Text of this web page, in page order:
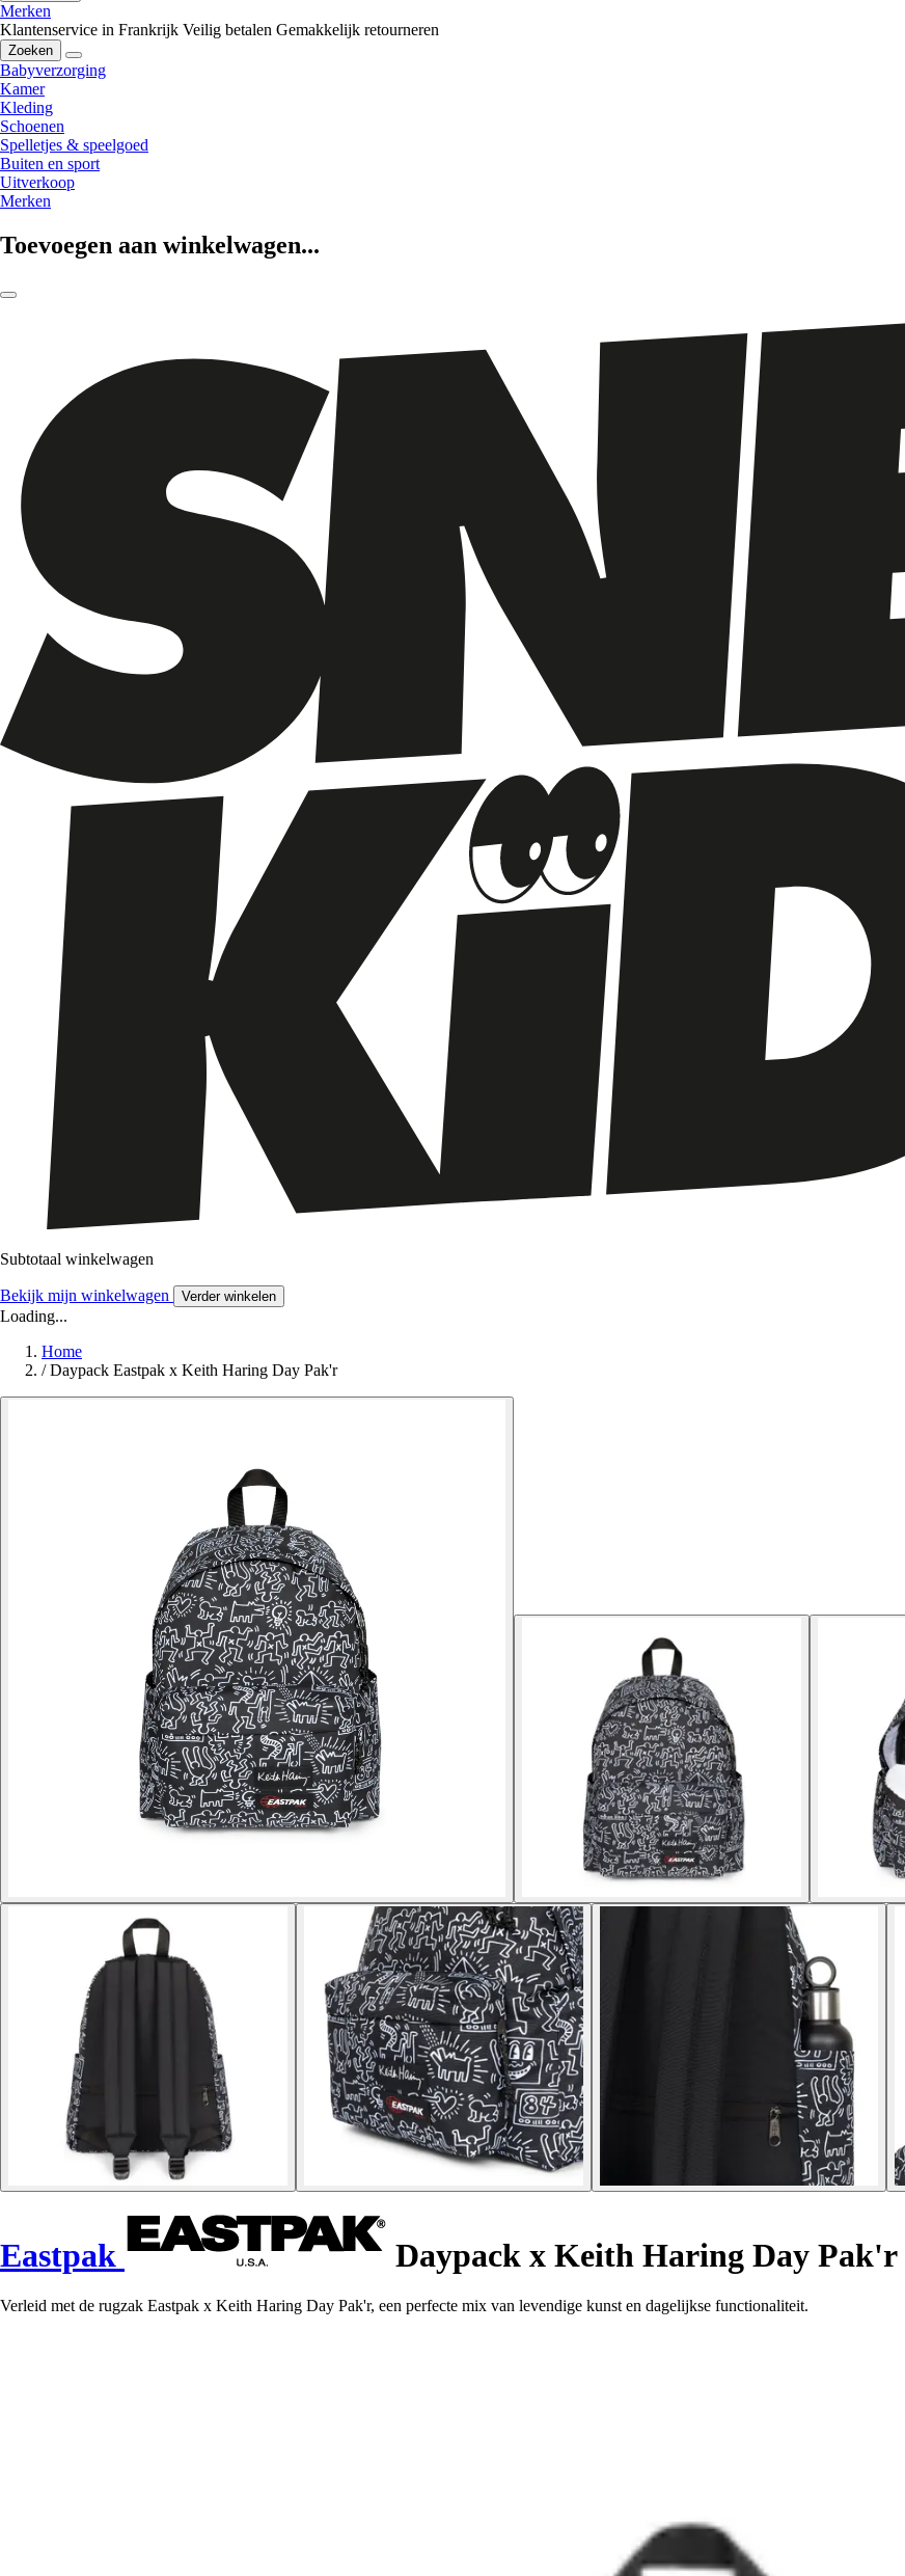
Merken
Klantenservice in Frankrijk Veilig betalen Gemakkelijk retourneren
Zoeken
Babyverzorging
Kamer
Kleding
Schoenen
Spelletjes & speelgoed
Buiten en sport
Uitverkoop
Merken
Toevoegen aan winkelwagen...
Subtotaal winkelwagen
Bekijk mijn winkelwagen Verder winkelen
Loading...
Home
/ Daypack Eastpak x Keith Haring Day Pak'r
Eastpak Daypack x Keith Haring Day Pak'r
Verleid met de rugzak Eastpak x Keith Haring Day Pak'r, een perfecte mix van levendige kunst en dagelijkse functionaliteit.